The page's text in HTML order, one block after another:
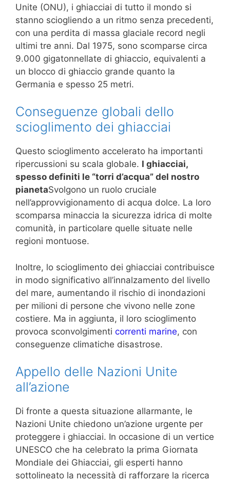
Unite (ONU), i ghiacciai di tutto il mondo si
stanno sciogliendo a un ritmo senza precedenti,
con una perdita di massa glaciale record negli
ultimi tre anni. Dal 1975, sono scomparse circa
9.000 gigatonnellate di ghiaccio, equivalenti a
un blocco di ghiaccio grande quanto la
Germania e spesso 25 metri.
Conseguenze globali dello
scioglimento dei ghiacciai
Questo scioglimento accelerato ha importanti
ripercussioni su scala globale. I ghiacciai,
spesso definiti le “torri d’acqua” del nostro
pianetaSvolgono un ruolo cruciale
nell’approvvigionamento di acqua dolce. La loro
scomparsa minaccia la sicurezza idrica di molte
comunità, in particolare quelle situate nelle
regioni montuose.
Inoltre, lo scioglimento dei ghiacciai contribuisce
in modo significativo all’innalzamento del livello
del mare, aumentando il rischio di inondazioni
per milioni di persone che vivono nelle zone
costiere. Ma in aggiunta, il loro scioglimento
provoca sconvolgimenti correnti marine, con
conseguenze climatiche disastrose.
Appello delle Nazioni Unite
all’azione
Di fronte a questa situazione allarmante, le
Nazioni Unite chiedono un’azione urgente per
proteggere i ghiacciai. In occasione di un vertice
UNESCO che ha celebrato la prima Giornata
Mondiale dei Ghiacciai, gli esperti hanno
sottolineato la necessità di rafforzare la ricerca